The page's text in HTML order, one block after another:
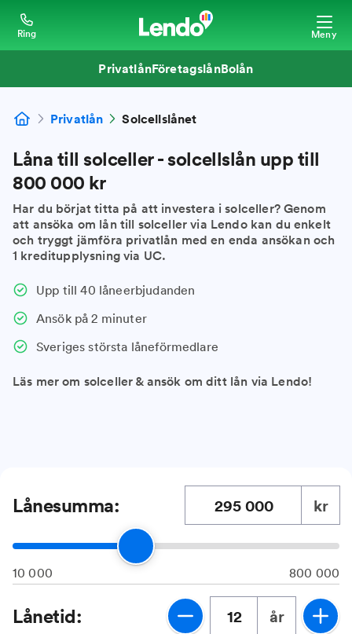
Ring Meny
PrivatlånFöretagslånBolån
Privatlån Solcellslånet
Låna till solceller - solcellslån upp till
800 000 kr
Har du börjat titta på att investera i solceller? Genom
att ansöka om lån till solceller via Lendo kan du enkelt
och tryggt jämföra privatlån med en enda ansökan och
1 kreditupplysning via UC.
Upp till 40 låneerbjudanden
Ansök på 2 minuter
Sveriges största låneförmedlare
Läs mer om solceller & ansök om ditt lån via Lendo!
Lånesumma: kr
10 000 800 000
Lånetid: år